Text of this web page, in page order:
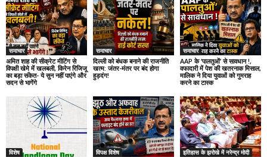
समाचार
अमित शाह की सीक्रेट मीटिंग से
विपक्षी खेमे में खलबली, किरेन रिजिजू
का बड़ा संकेत- ये सुन नहीं पाएंगे और
सदन से भागेंगे
समाचार
दिल्ली को बंधक बनाने की राजनीति
खत्म: जंतर-मंतर पर बंद होगा
हुड़दंग!
समाचार
AAP के ‘पालतुओं’ से सावधान !,
वफादारी में पेश की खतरनाक मिसाल,
मालिक ने दिया युवाओं को गुमराह
करने का टास्क
विशेष विपक्ष विशेष इतिहास के झरोखे में नरेन्द्र मोदी